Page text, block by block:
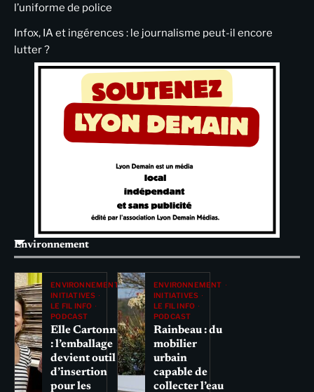
l’uniforme de police
Infox, IA et ingérences : le journalisme peut-il encore
lutter ?
Environnement
ENVIRONNEMENT
INITIATIVES
LE FIL INFO
PODCAST
Elle Cartonne
: l’emballage
devient outil
d’insertion
pour les
ENVIRONNEMENT
INITIATIVES
LE FIL INFO
PODCAST
Rainbeau : du
mobilier
urbain
capable de
collecter l’eau